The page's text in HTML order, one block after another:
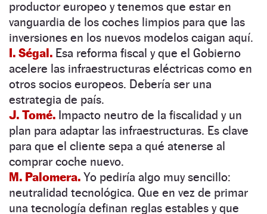
productor europeo y tenemos que estar en
vanguardia de los coches limpios para que las
inversiones en los nuevos modelos caigan aquí.
I. Ségal. Esa reforma fiscal y que el Gobierno
acelere las infraestructuras eléctricas como en
otros socios europeos. Debería ser una
estrategia de país.
J. Tomé. Impacto neutro de la fiscalidad y un
plan para adaptar las infraestructuras. Es clave
para que el cliente sepa a qué atenerse al
comprar coche nuevo.
M. Palomera. Yo pediría algo muy sencillo:
neutralidad tecnológica. Que en vez de primar
una tecnología definan reglas estables y que